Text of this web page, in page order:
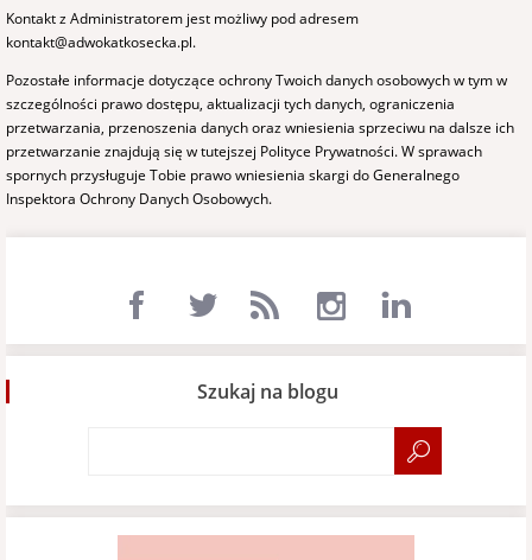
Kontakt z Administratorem jest możliwy pod adresem
kontakt@adwokatkosecka.pl.
Pozostałe informacje dotyczące ochrony Twoich danych osobowych w tym w
szczególności prawo dostępu, aktualizacji tych danych, ograniczenia
przetwarzania, przenoszenia danych oraz wniesienia sprzeciwu na dalsze ich
przetwarzanie znajdują się w tutejszej Polityce Prywatności. W sprawach
spornych przysługuje Tobie prawo wniesienia skargi do Generalnego
Inspektora Ochrony Danych Osobowych.
Szukaj na blogu